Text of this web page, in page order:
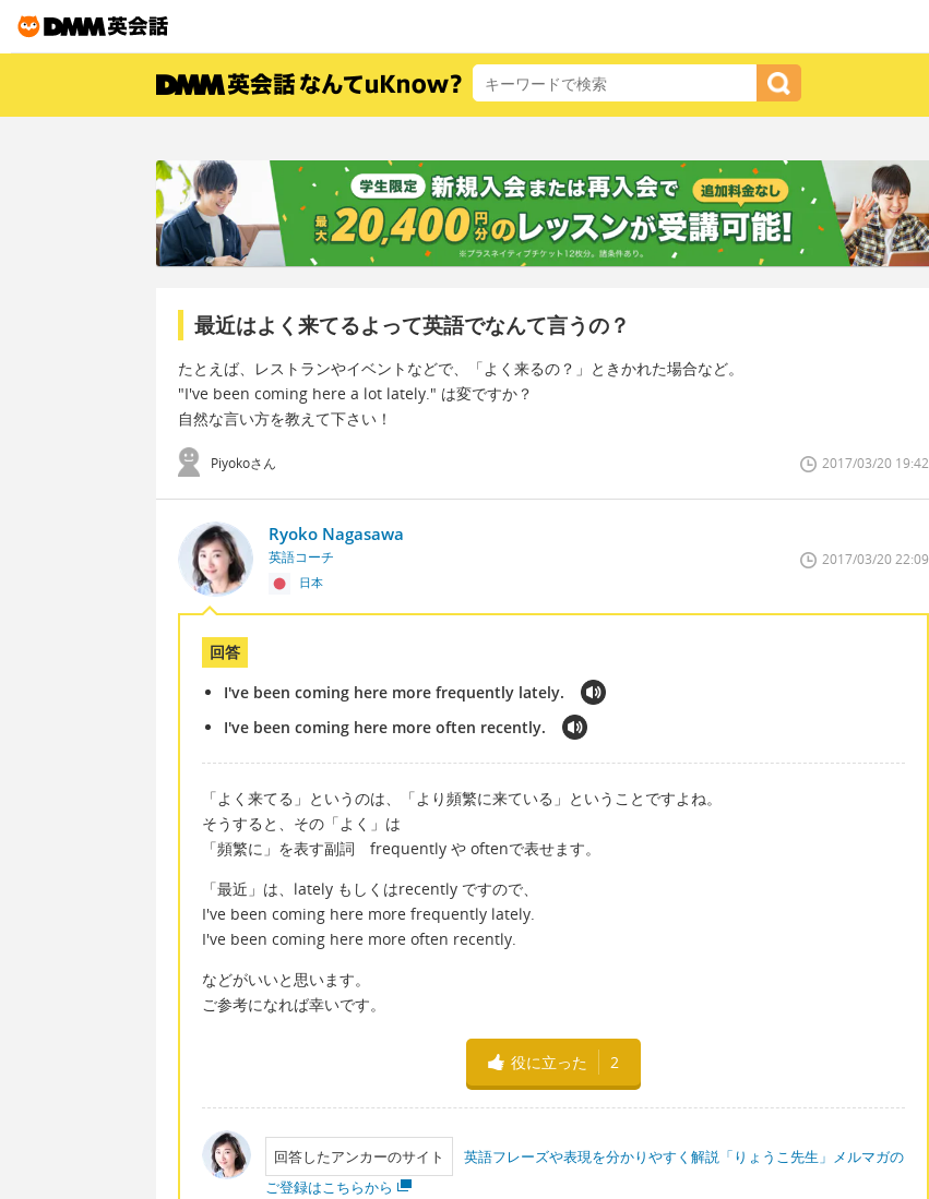
最近はよく来てるよって英語でなんて言うの？
たとえば、レストランやイベントなどで、「よく来るの？」ときかれた場合など。
"I've been coming here a lot lately." は変ですか？
自然な言い方を教えて下さい！
Piyokoさん 2017/03/20 19:42
Ryoko Nagasawa
英語コーチ
日本
2017/03/20 22:09
回答
I've been coming here more frequently lately.
I've been coming here more often recently.
「よく来てる」というのは、「より頻繁に来ている」ということですよね。
そうすると、その「よく」は
「頻繁に」を表す副詞 frequently や oftenで表せます。
「最近」は、lately もしくはrecently ですので、
I've been coming here more frequently lately.
I've been coming here more often recently.
などがいいと思います。
ご参考になれば幸いです。
役に立った 2
回答したアンカーのサイト
英語フレーズや表現を分かりやすく解説「りょうこ先生」メルマガの
ご登録はこちらから